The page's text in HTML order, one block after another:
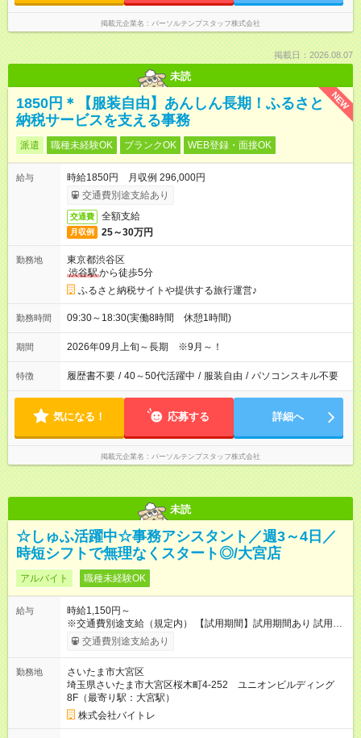
掲載元企業名 パーソルテンプスタッフ株式会社
掲載日：2026.08.07
未読
NEW
1850円＊【服装自由】あんしん長期！ふるさと
納税サービスを支える事務
派遣 職種未経験OK ブランクOK WEB登録・面接OK
給与
時給1850円 月収例 296,000円
交通費別途支給あり
交通費 全額支給
月収例 25～30万円
勤務地
東京都渋谷区
渋谷駅から徒歩5分
ふるさと納税サイトや提供する旅行運営♪
勤務時間 09:30～18:30(実働8時間 休憩1時間)
期間 2026年09月上旬～長期 ※9月～！
特徴 履歴書不要 / 40～50代活躍中 / 服装自由 / パソコンスキル不要
気になる！ 応募する 詳細へ
掲載元企業名 パーソルテンプスタッフ株式会社
未読
☆しゅふ活躍中☆事務アシスタント／週3～4日／
時短シフトで無理なくスタート◎/大宮店
アルバイト 職種未経験OK
給与
時給1,150円～
※交通費別途支給（規定内） 【試用期間】試用期間あり 試用期
間の長さ：2ヶ月 雇用形態、給与は本採用時と同じです。
交通費別途支給あり
勤務地
さいたま市大宮区
埼玉県さいたま市大宮区桜木町4-252 ユニオンビルディング
8F（最寄り駅：大宮駅）
株式会社バイトレ